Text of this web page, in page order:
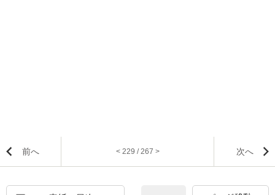
前へ < 229 / 267 > 次へ